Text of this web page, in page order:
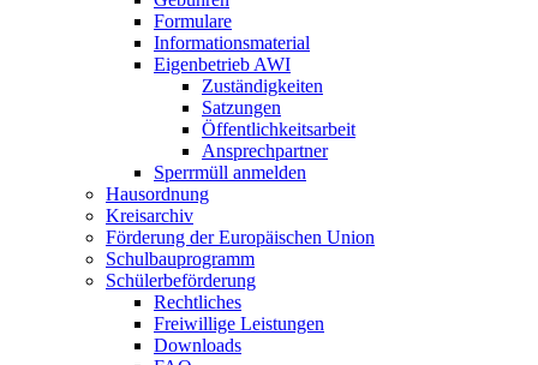
Formulare
Informationsmaterial
Eigenbetrieb AWI
Zuständigkeiten
Satzungen
Öffentlichkeitsarbeit
Ansprechpartner
Sperrmüll anmelden
Hausordnung
Kreisarchiv
Förderung der Europäischen Union
Schulbauprogramm
Schülerbeförderung
Rechtliches
Freiwillige Leistungen
Downloads